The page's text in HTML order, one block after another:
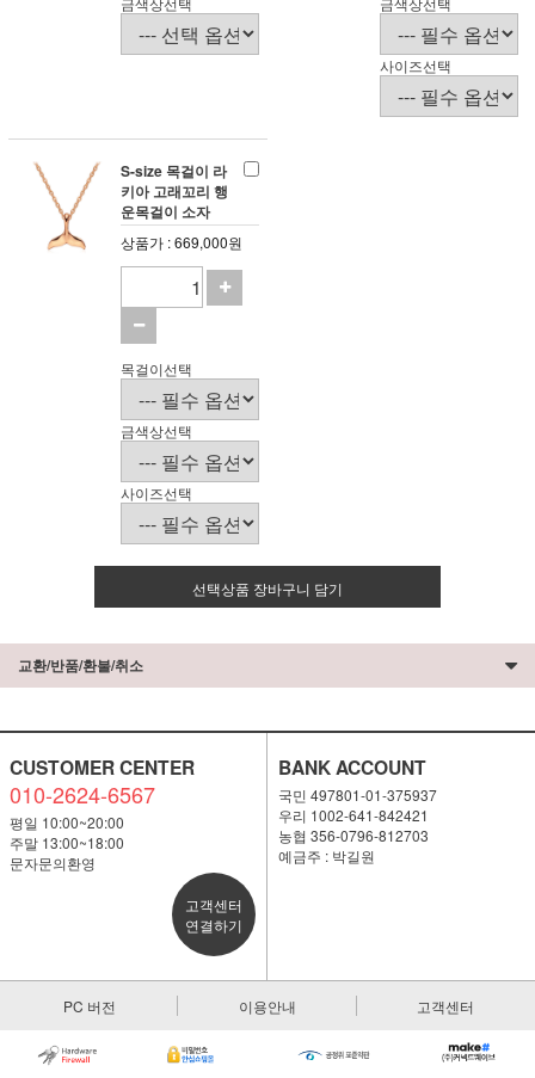
사이즈선택
S-size 목걸이 라
키아 고래꼬리 행
운목걸이 소자
상품가 : 669,000원
목걸이선택
금색상선택
사이즈선택
선택상품 장바구니 담기
교환/반품/환불/취소
CUSTOMER CENTER
010-2624-6567
평일 10:00~20:00
주말 13:00~18:00
문자문의환영
고객센터
연결하기
BANK ACCOUNT
국민 497801-01-375937
우리 1002-641-842421
농협 356-0796-812703
예금주 : 박길원
PC 버전 이용안내 고객센터